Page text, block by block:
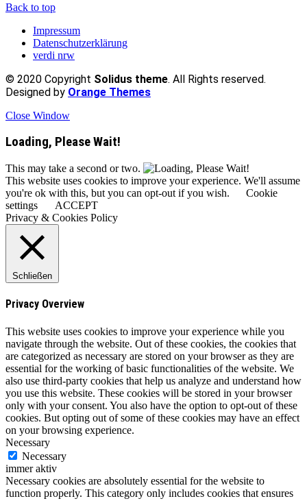
Back to top
Impressum
Datenschutzerklärung
verdi nrw
© 2020 Copyright Solidus theme. All Rights reserved.
Designed by Orange Themes
Close Window
Loading, Please Wait!
This may take a second or two.
This website uses cookies to improve your experience. We'll assume
you're ok with this, but you can opt-out if you wish.
Cookie
settings
ACCEPT
Privacy & Cookies Policy
Schließen
Privacy Overview
This website uses cookies to improve your experience while you
navigate through the website. Out of these cookies, the cookies that
are categorized as necessary are stored on your browser as they are
essential for the working of basic functionalities of the website. We
also use third-party cookies that help us analyze and understand how
you use this website. These cookies will be stored in your browser
only with your consent. You also have the option to opt-out of these
cookies. But opting out of some of these cookies may have an effect
on your browsing experience.
Necessary
Necessary
immer aktiv
Necessary cookies are absolutely essential for the website to
function properly. This category only includes cookies that ensures